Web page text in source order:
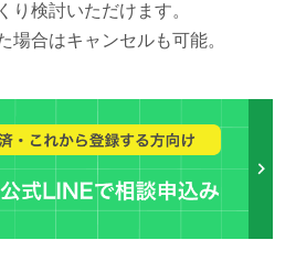
り検討いただけます。
場合はキャンセルも可能。